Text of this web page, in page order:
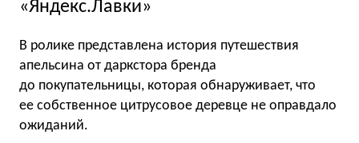
«Яндекс.Лавки»
В ролике представлена история путешествия
апельсина от даркстора бренда
до покупательницы, которая обнаруживает, что
ее собственное цитрусовое деревце не оправдало
ожиданий.